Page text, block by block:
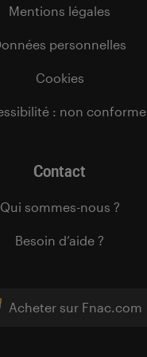
Acheter sur Fnac.com
Mentions légales
personnelles
Cookies
: non conforme
Contact
Qui sommes-nous ?
Besoin d’aide ?